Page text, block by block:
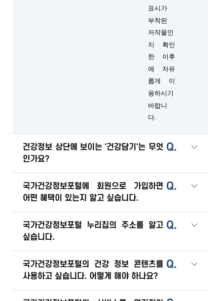
표시가
부착된
저작물인
지 확인
한 이후
에 자유
롭게 이
용하시기
바랍니
다.
Q.
건강정보 상단에 보이는 '건강담기'는 무엇
인가요?
Q.
국가건강정보포털에 회원으로 가입하면
어떤 혜택이 있는지 알고 싶습니다.
Q.
국가건강정보포털 누리집의 주소를 알고
싶습니다.
Q.
국가건강정보포털의 건강 정보 콘텐츠를
사용하고 싶습니다. 어떻게 해야 하나요?